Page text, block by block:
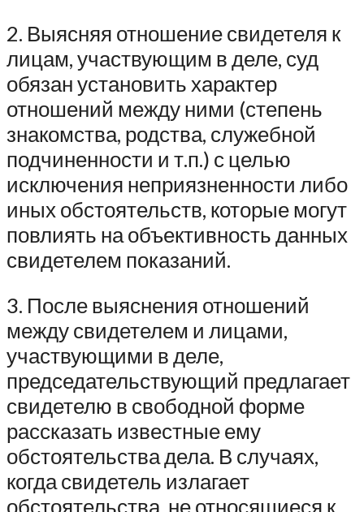
2. Выясняя отношение свидетеля к
лицам, участвующим в деле, суд
обязан установить характер
отношений между ними (степень
знакомства, родства, служебной
подчиненности и т.п.) с целью
исключения неприязненности либо
иных обстоятельств, которые могут
повлиять на объективность данных
свидетелем показаний.
3. После выяснения отношений
между свидетелем и лицами,
участвующими в деле,
председательствующий предлагает
свидетелю в свободной форме
рассказать известные ему
обстоятельства дела. В случаях,
когда свидетель излагает
обстоятельства, не относящиеся к